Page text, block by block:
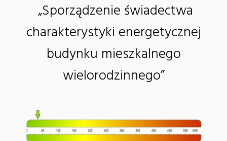
„Sporządzenie świadectwa
charakterystyki energetycznej
budynku mieszkalnego
wielorodzinnego”